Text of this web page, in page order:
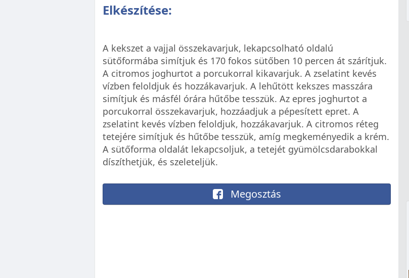
Elkészítése:
A kekszet a vajjal összekavarjuk, lekapcsolható oldalú
sütőformába simítjuk és 170 fokos sütőben 10 percen át szárítjuk.
A citromos joghurtot a porcukorral kikavarjuk. A zselatint kevés
vízben feloldjuk és hozzákavarjuk. A lehűtött kekszes masszára
simítjuk és másfél órára hűtőbe tesszük. Az epres joghurtot a
porcukorral összekavarjuk, hozzáadjuk a pépesített epret. A
zselatint kevés vízben feloldjuk, hozzákavarjuk. A citromos réteg
tetejére simítjuk és hűtőbe tesszük, amíg megkeményedik a krém.
A sütőforma oldalát lekapcsoljuk, a tetejét gyümölcsdarabokkal
díszíthetjük, és szeleteljük.
Megosztás